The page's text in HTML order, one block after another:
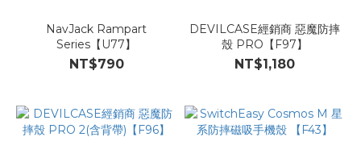
NavJack Rampart
Series【U77】
NT$790
DEVILCASE經銷商 惡魔防摔
殼 PRO【F97】
NT$1,180